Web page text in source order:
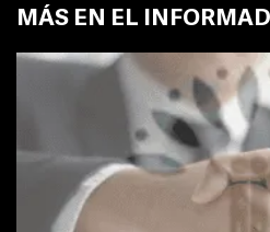
MÁS EN EL